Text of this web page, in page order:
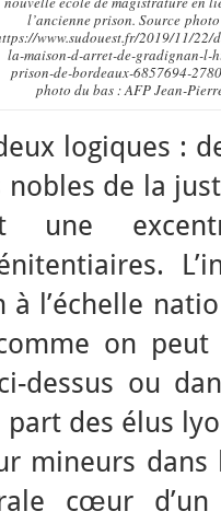
l’ancienne prison. Source
www.sudouest.fr/2019/11/22/
la-maison-d-arret-de-gradignan-l-
prison-de-bordeaux-6857694-
photo du bas : AFP Jean-
logiques :
de la
une
à l’échelle
on
dessus ou
des élus
mineurs
cœur